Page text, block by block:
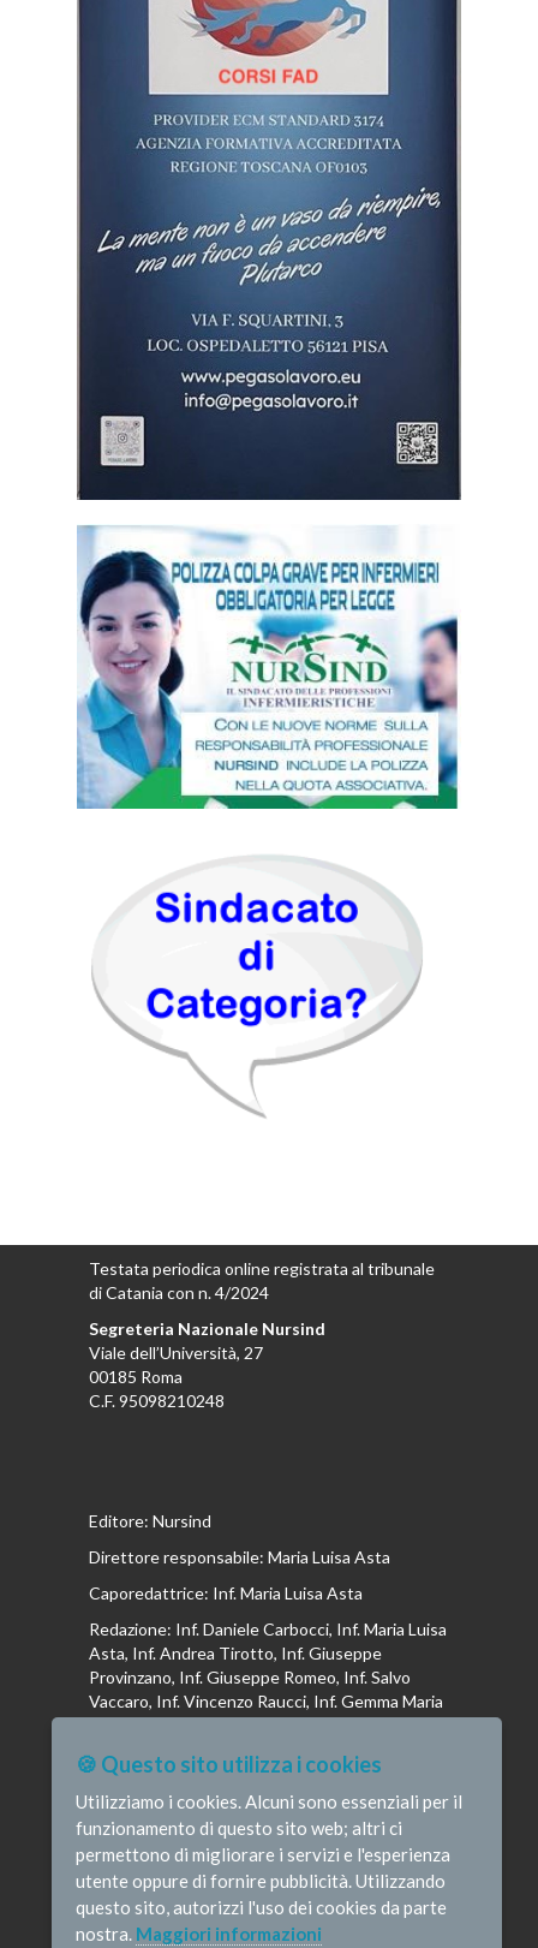
Testata periodica online registrata al tribunale
di Catania con n. 4/2024
Segreteria Nazionale Nursind
Viale dell’Università, 27
00185 Roma
C.F. 95098210248
Editore: Nursind
Direttore responsabile: Maria Luisa Asta
Caporedattrice: Inf. Maria Luisa Asta
Redazione: Inf. Daniele Carbocci, Inf. Maria Luisa
Asta, Inf. Andrea Tirotto, Inf. Giuseppe
Provinzano, Inf. Giuseppe Romeo, Inf. Salvo
Vaccaro, Inf. Vincenzo Raucci, Inf. Gemma Maria
Altavilla, Inf. Stefano Barone , Inf. Donato Cosi,
Inf. Romina Iannuzzi, Inf. Fausta Pileri
© Infermieristicamente - e-mail:
redazione@infermieristicamente.it
🍪 Questo sito utilizza i cookies
Utilizziamo i cookies. Alcuni sono essenziali per il
funzionamento di questo sito web; altri ci
permettono di migliorare i servizi e l'esperienza
utente oppure di fornire pubblicità. Utilizzando
questo sito, autorizzi l'uso dei cookies da parte
nostra. Maggiori informazioni